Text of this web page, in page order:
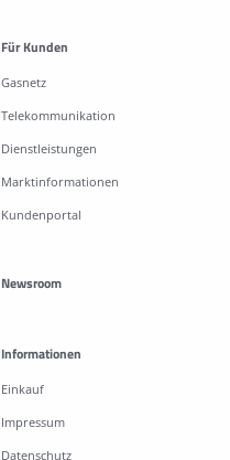
Für Kunden
Gasnetz
Telekommunikation
Dienstleistungen
Marktinformationen
Kundenportal
Newsroom
Informationen
Einkauf
Impressum
Datenschutz